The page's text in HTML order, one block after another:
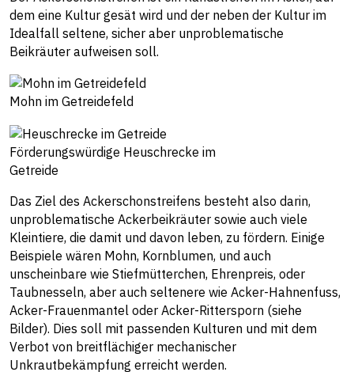
dem eine Kultur gesät wird und der neben der Kultur im
Idealfall seltene, sicher aber unproblematische
Beikräuter aufweisen soll.
Mohn im Getreidefeld
Förderungswürdige Heuschrecke im
Getreide
Das Ziel des Ackerschonstreifens besteht also darin,
unproblematische Ackerbeikräuter sowie auch viele
Kleintiere, die damit und davon leben, zu fördern. Einige
Beispiele wären Mohn, Kornblumen, und auch
unscheinbare wie Stiefmütterchen, Ehrenpreis, oder
Taubnesseln, aber auch seltenere wie Acker-Hahnenfuss,
Acker-Frauenmantel oder Acker-Rittersporn (siehe
Bilder). Dies soll mit passenden Kulturen und mit dem
Verbot von breitflächiger mechanischer
Unkrautbekämpfung erreicht werden.